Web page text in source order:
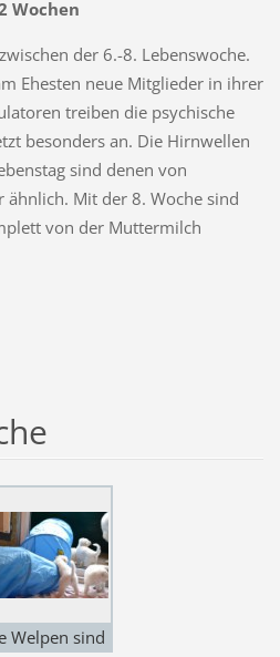
Wochen
der 6.-8. Lebenswoche.
Ehesten neue Mitglieder in ihrer
treiben die psychische
besonders an. Die Hirnwellen
sind denen von
ähnlich. Mit der 8. Woche sind
von der Muttermilch
Welpen sind